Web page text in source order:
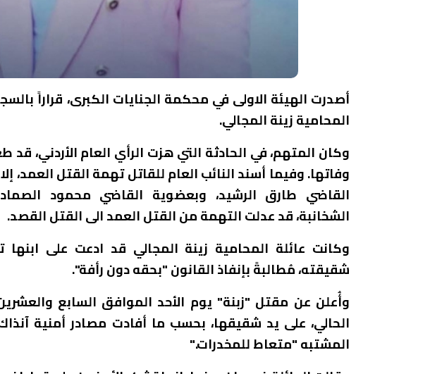
المحامية زينة المجالي.
وفاتها. وفيما أسند النائب العام للقاتل تهمة القتل العمد،
القاضي طارق الرشيد، وبعضوية القاضي محمود
الشخانبة، قد عدلت التهمة من القتل العمد الى القتل القصد.
وكانت عائلة المحامية زينة المجالي قد ادعت على
شقيقته، مُطالبةً بإنفاذ القانون "بحقه دون رأفة".
وأُعلن عن مقتل "زبنة" يوم الأحد الموافق السابع
الحالي، على يد شقيقها، بحسب ما أفادت مصادر أمنية
المشتبه "متعاط للمخدرات."